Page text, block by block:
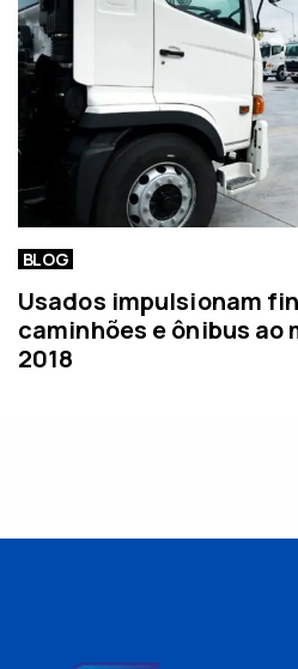
BLOG
Usados impulsionam
caminhões e ônibus ao
2018